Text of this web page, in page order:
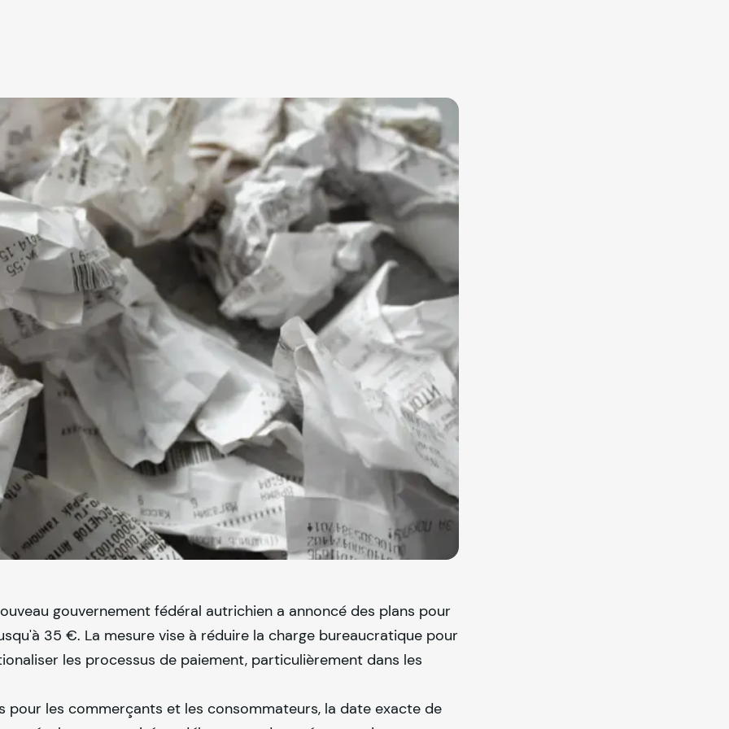
gouvernement fédéral autrichien a annoncé des plans pour
35 €. La mesure vise à réduire la charge bureaucratique pour
les processus de paiement, particulièrement dans les
les commerçants et les consommateurs, la date exacte de